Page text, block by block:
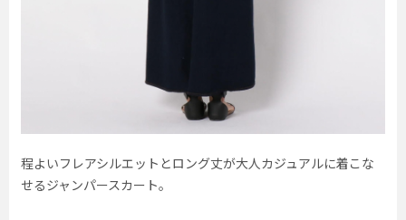
程よいフレアシルエットとロング丈が大人カジュアルに着こな
せるジャンパースカート。